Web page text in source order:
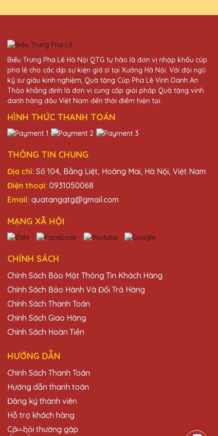
27/11/2025
Cúp pha lê của Quà Tặng Pha Lê QTG thật
sự đẳng cấp và sang trọng. Công ty mình
đã nhận được rất nhiều lời khen từ đối tác
sau khi trao tặng những chiếc cúp này.
Nguyễn Thị Hoa
27/11/2025
Cúp pha lê của Quà Tặng Pha Lê QTG rất
đẹp và tinh xảo. Dịch vụ khách hàng chu
đáo, giao hàng nhanh chóng. Rất đáng tin
cậy!
Đỗ Văn Nam
27/11/2025
Nhân viên của Quà Tặng Pha Lê QTG rất
trình đặt hàng. Sản phẩm nhận được hoàn
toàn như ý!
Lê Thị Mỹ
27/11/2025
Mình đã đặt một số lượng lớn cúp pha lê
đều rất đẹp và chất lượng. Cảm ơn Quà
Tặng Pha Lê QTG!
Vũ Văn Trung
27/11/2025
Biểu Trưng Pha Lê Hà Nội QTG tự hào là đơn vị nhập khẩu cúp
pha lê cho các dịp sự kiện giá sỉ tại Xưởng Hà Nội. Với đội ngũ
kỹ sư giàu kinh nghiệm, Quà tặng Cúp Pha Lê Vinh Danh An
Thảo khẳng định là đơn vị cung cấp giải pháp Quà tặng vinh
danh hàng đầu Việt Nam đến thời điểm hiện tại.
HÌNH THỨC THANH TOÁN
THÔNG TIN CHUNG
Địa chỉ: Số 104, Bằng Liệt, Hoàng Mai, Hà Nội, Việt Nam
Điện thoại: 0931050068
Email: quatangqtg@gmail.com
MẠNG XÃ HỘI
CHÍNH SÁCH
Chính Sách Bảo Mật Thông Tin Khách Hàng
Chính Sách Bảo Hành Và Đổi Trả Hàng
Chính Sách Thanh Toán
Chính Sách Giao Hàng
Chính Sách Hoàn Tiền
HƯỚNG DẪN
Chính Sách Thanh Toán
Hướng dẫn thanh toán
Đăng ký thành viên
Hỗ trợ khách hàng
Câu hỏi thường gặp